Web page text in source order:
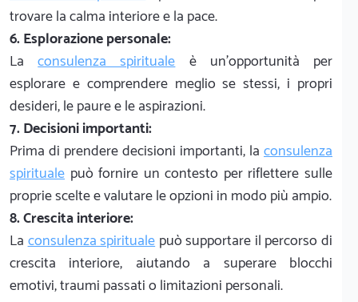
trovare la calma interiore e la pace.
6. Esplorazione personale:
Laconsulenza spiritualeè un'opportunità per
esplorare e comprendere meglio se stessi, i propri
desideri, le paure e le aspirazioni.
7. Decisioni importanti:
Prima di prendere decisioni importanti, la consulenza
spirituale può fornire un contesto per riflettere sulle
proprie scelte e valutare le opzioni in modo più ampio.
8. Crescita interiore:
Laconsulenza spiritualepuò supportare il percorso di
crescita interiore, aiutando a superare blocchi
emotivi, traumi passati o limitazioni personali.